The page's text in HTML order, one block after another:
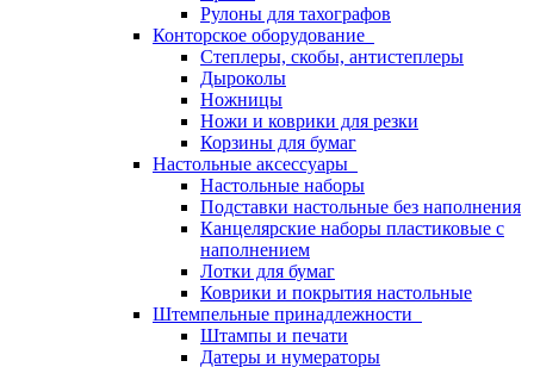
Рулоны для тахографов
Конторское оборудование
Степлеры, скобы, антистеплеры
Дыроколы
Ножницы
Ножи и коврики для резки
Корзины для бумаг
Настольные аксессуары
Настольные наборы
Подставки настольные без наполнения
Канцелярские наборы пластиковые с
наполнением
Лотки для бумаг
Коврики и покрытия настольные
Штемпельные принадлежности
Штампы и печати
Датеры и нумераторы